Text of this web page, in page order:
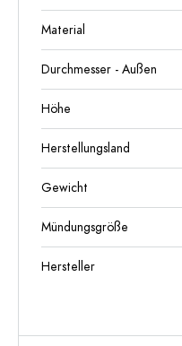
Material
Durchmesser - Außen
Höhe
Herstellungsland
Gewicht
Mündungsgröße
Hersteller